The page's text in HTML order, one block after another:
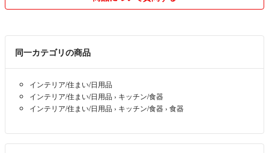
対応させて頂きます。
そして実績が有る分、商品もお安くご提供が可能となっております。
そのためお値引のご相談は御遠慮頂けますと幸いです(人件費ギリギリ
ここまでご覧頂き有難う御座います。
ご縁がある際には、どうぞ宜しくお願い致します。
同一カテゴリの商品
インテリア/住まい/日用品
インテリア/住まい/日用品 › キッチン/食器
インテリア/住まい/日用品 › キッチン/食器 › 食器